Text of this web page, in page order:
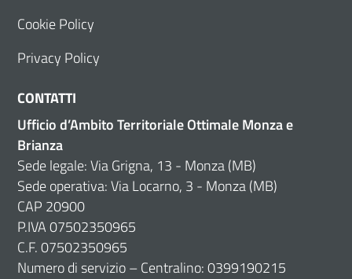
Cookie Policy
Privacy Policy
CONTATTI
Ufficio d’Ambito Territoriale Ottimale Monza e
Brianza
Sede legale: Via Grigna, 13 - Monza (MB)
Sede operativa: Via Locarno, 3 - Monza (MB)
CAP 20900
P.IVA 07502350965
C.F. 07502350965
Numero di servizio – Centralino: 0399190215